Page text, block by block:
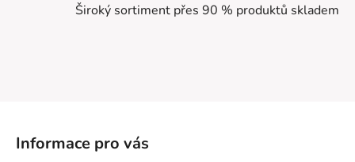
Široký sortiment přes 90 % produktů skladem
Informace pro vás